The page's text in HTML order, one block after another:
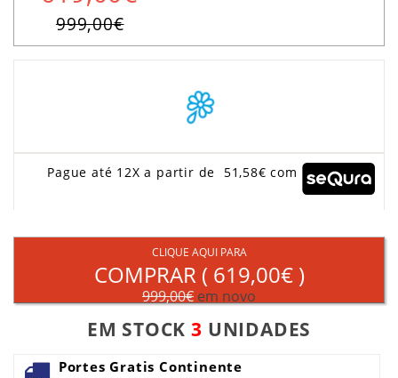
999,00€
Pague até 12X a partir de 51,58€ com
CLIQUE AQUI PARA
COMPRAR ( 619,00€)
999,00€ em novo
EM STOCK3 UNIDADES
Portes Gratis Continente